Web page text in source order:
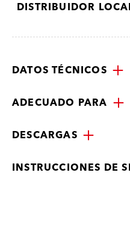
DISTRIBUIDOR
DATOS TÉCNICOS
ADECUADO PARA
DESCARGAS
INSTRUCCIONES DE